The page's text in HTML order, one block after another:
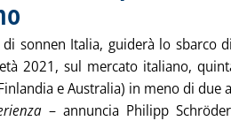
sonnen Italia, guiderà lo sbarco
2021, sul mercato italiano,
e Australia) in meno di due
– annuncia Philipp